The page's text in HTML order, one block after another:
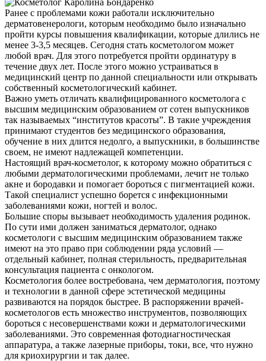
Ранее с проблемами кожи работали исключительно
дерматовенерологи, которым необходимо было изначально
пройти курсы повышения квалификации, которые длились не
менее 3-3,5 месяцев. Сегодня стать косметологом может
любой врач. Для этого потребуется пройти ординатуру в
течение двух лет. После этого можно устраиваться в
медицинский центр по данной специальности или открывать
собственный косметологический кабинет.
Важно уметь отличать квалифицированного косметолога с
высшим медицинским образованием от сотен выпускников
так называемых “институтов красоты”. В такие учреждения
принимают студентов без медицинского образования,
обучение в них длится недолго, а выпускники, в большинстве
своем, не имеют надлежащей компетенции.
Настоящий врач-косметолог, к которому можно обратиться с
любыми дерматологическими проблемами, лечит не только
акне и бородавки и помогает бороться с пигментацией кожи.
Такой специалист успешно борется с инфекционными
заболеваниями кожи, ногтей и волос.
Большие споры вызывает необходимость удаления родинок.
По сути ими должен заниматься дерматолог, однако
косметологи с высшим медицинским образованием также
имеют на это право при соблюдении ряда условий —
отдельный кабинет, полная стерильность, предварительная
консультация пациента с онкологом.
Косметология более востребована, чем дерматология, поэтому
и технологии в данной сфере эстетической медицины
развиваются на порядок быстрее. В распоряжении врачей-
косметологов есть множество инструментов, позволяющих
бороться с несовершенствами кожи и дерматологическими
заболеваниями. Это современная фотодиагностическая
аппаратура, а также лазерные приборы, токи, все, что нужно
для криохирургии и так далее.